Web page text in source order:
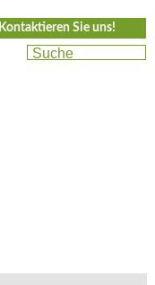
Kontaktieren Sie uns!